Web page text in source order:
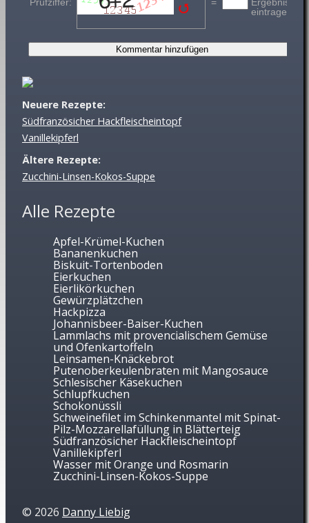
Neuere Rezepte:
Südfranzösicher Hackfleischeintopf
Vanillekipferl
Ältere Rezepte:
Zucchini-Linsen-Kokos-Suppe
Alle Rezepte
Apfel-Krümel-Kuchen
Bananenkuchen
Biskuit-Tortenboden
Eierkuchen
Eierlikörkuchen
Gewürzplätzchen
Hackpizza
Johannisbeer-Baiser-Kuchen
Lammlachs mit provencialischem Gemüse
und Ofenkartoffeln
Leinsamen-Knäckebrot
Putenoberkeulenbraten mit Mangosauce
Schlesischer Käsekuchen
Schlupfkuchen
Schokonüssli
Schweinefilet im Schinkenmantel mit Spinat-
Pilz-Mozzarellafüllung in Blätterteig
Südfranzösicher Hackfleischeintopf
Vanillekipferl
Wasser mit Orange und Rosmarin
Zucchini-Linsen-Kokos-Suppe
© 2026 Danny Liebig